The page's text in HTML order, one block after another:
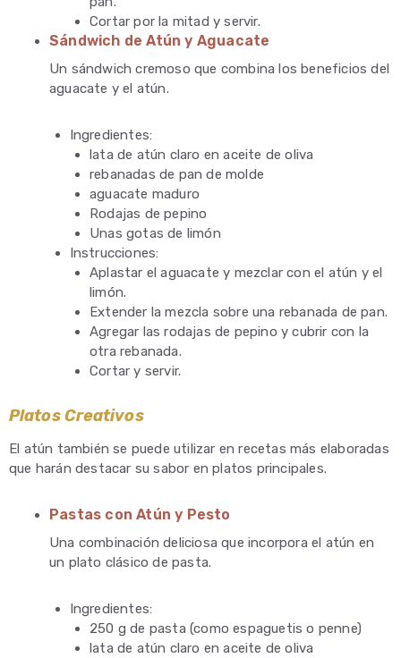
Cortar por la mitad y servir.
Sándwich de Atún y Aguacate
Un sándwich cremoso que combina los beneficios del
aguacate y el atún.
Ingredientes:
lata de atún claro en aceite de oliva
rebanadas de pan de molde
aguacate maduro
Rodajas de pepino
Unas gotas de limón
Instrucciones:
Aplastar el aguacate y mezclar con el atún y el
limón.
Extender la mezcla sobre una rebanada de pan.
Agregar las rodajas de pepino y cubrir con la
otra rebanada.
Cortar y servir.
Platos Creativos
El atún también se puede utilizar en recetas más elaboradas
que harán destacar su sabor en platos principales.
Pastas con Atún y Pesto
Una combinación deliciosa que incorpora el atún en
un plato clásico de pasta.
Ingredientes:
250 g de pasta (como espaguetis o penne)
lata de atún claro en aceite de oliva